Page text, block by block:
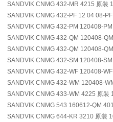
SANDVIK CNMG 432-MR 4215 原装
SANDVIK CNMG 432-PF 12 04 08-
SANDVIK CNMG 432-PM 120408-
SANDVIK CNMG 432-QM 120408-
SANDVIK CNMG 432-QM 120408-
SANDVIK CNMG 432-SM 120408-
SANDVIK CNMG 432-WF 120408-
SANDVIK CNMG 432-WM 120408-
SANDVIK CNMG 433-WM 4225 原装
SANDVIK CNMG 543 160612-QM
SANDVIK CNMG 644-KR 3210 原装